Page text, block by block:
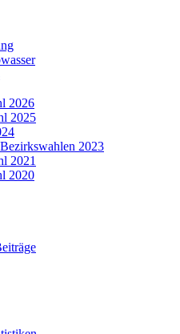
2026
2025
2023
2021
2020